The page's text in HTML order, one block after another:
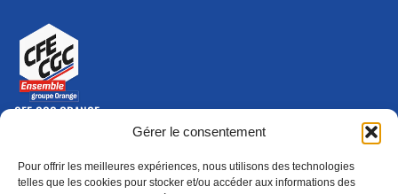
Gérer le consentement
Pour offrir les meilleures expériences, nous utilisons des technologies
telles que les cookies pour stocker et/ou accéder aux informations des
CFE-CGC ORANGE
10-12 rue Saint Amand, 75015 Paris Cedex 15
Nous contacter
01 46 79 28 74